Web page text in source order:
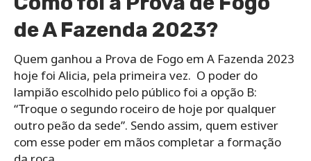
de A Fazenda 2023?
Quem ganhou a Prova de Fogo em A Fazenda 2023
hoje foi Alicia, pela primeira vez. O poder do
lampião escolhido pelo público foi a opção B:
“Troque o segundo roceiro de hoje por qualquer
outro peão da sede”. Sendo assim, quem estiver
com esse poder em mãos completar a formação